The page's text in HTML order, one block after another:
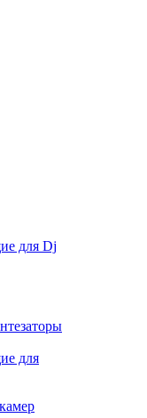
для Dj
для